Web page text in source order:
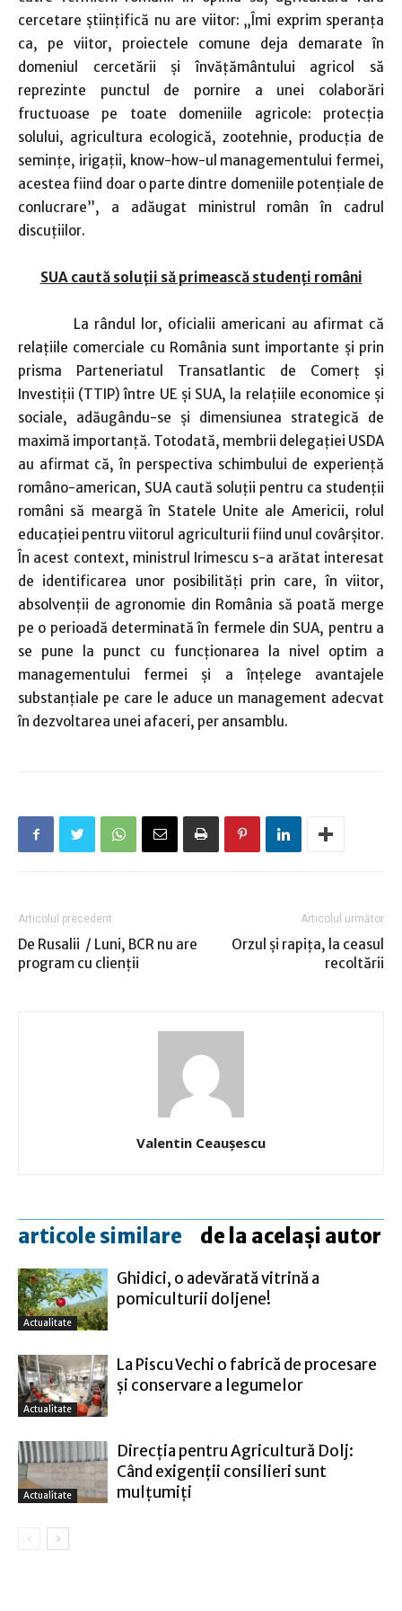
cercetare ştiinţifică nu are viitor: „Îmi exprim speranţa
ca, pe viitor, proiectele comune deja demarate în
domeniul cercetării şi învăţământului agricol să
reprezinte punctul de pornire a unei colaborări
fructuoase pe toate domeniile agricole: protecţia
solului, agricultura ecologică, zootehnie, producţia de
seminţe, irigaţii, know-how-ul managementului fermei,
acestea fiind doar o parte dintre domeniile potenţiale de
conlucrare”, a adăugat ministrul român în cadrul
discuţiilor.
SUA caută soluţii să primească studenţi români
La rândul lor, oficialii americani au afirmat că
relaţiile comerciale cu România sunt importante şi prin
prisma Parteneriatul Transatlantic de Comerţ şi
Investiţii (TTIP) între UE şi SUA, la relaţiile economice şi
sociale, adăugându-se şi dimensiunea strategică de
maximă importanţă. Totodată, membrii delegaţiei USDA
au afirmat că, în perspectiva schimbului de experienţă
româno-american, SUA caută soluţii pentru ca studenţii
români să meargă în Statele Unite ale Americii, rolul
educaţiei pentru viitorul agriculturii fiind unul covârşitor.
În acest context, ministrul Irimescu s-a arătat interesat
de identificarea unor posibilităţi prin care, în viitor,
absolvenţii de agronomie din România să poată merge
pe o perioadă determinată în fermele din SUA, pentru a
se pune la punct cu funcţionarea la nivel optim a
managementului fermei şi a înţelege avantajele
substanţiale pe care le aduce un management adecvat
în dezvoltarea unei afaceri, per ansamblu.
Articolul precedent
De Rusalii / Luni, BCR nu are
program cu clienţii
Articolul următor
Orzul şi rapiţa, la ceasul
recoltării
Valentin Ceauşescu
articole similare de la același autor
Actualitate
Ghidici, o adevărată vitrină a
pomiculturii doljene!
Actualitate
La Piscu Vechi o fabrică de procesare
şi conservare a legumelor
Actualitate
Direcţia pentru Agricultură Dolj:
Când exigenţii consilieri sunt
mulţumiţi